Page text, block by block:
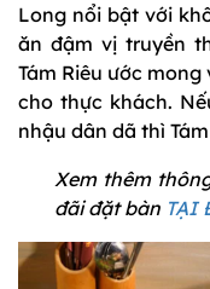
Long nổi bật với
ăn đậm vị truyền
Tám Riêu ước
cho thực khách.
nhậu dân dã thì
Xem thêm
đãi đặt bàn TẠI